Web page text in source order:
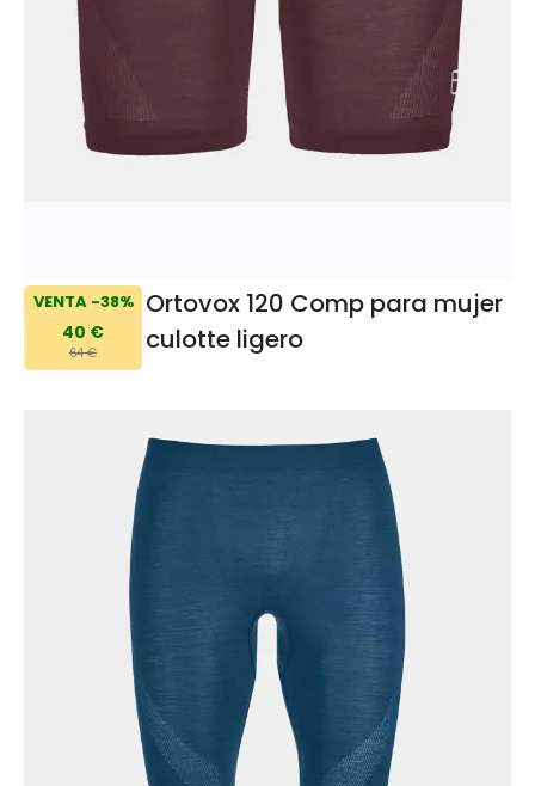
VENTA -38%
40 €
64 €
Ortovox 120 Comp para mujer
culotte ligero